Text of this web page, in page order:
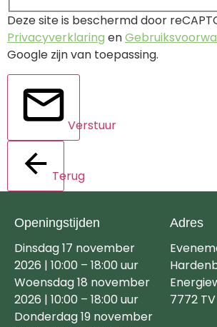
Deze site is beschermd door
Privacyverklaring en
Google zijn van toepassing.
Verstuur
Terug
Openingstijden
Dinsdag 17 november
2026 | 10:00 – 18:00 uur
Woensdag 18 november
2026 | 10:00 – 18:00 uur
Donderdag 19 november
Adres
7772